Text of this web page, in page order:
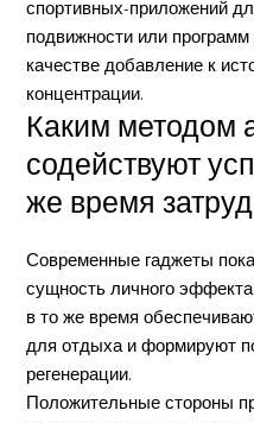
спортивных-приложений
подвижности или
качестве добавление к
концентрации.
Каким методом
содействуют
же время
Современные гаджеты
сущность личного
в то же время
для отдыха и формируют
регенерации.
Положительные стороны